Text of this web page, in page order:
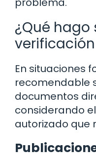
¿Qué hago
En situaciones
recomendable
documentos
considerando
autorizado que